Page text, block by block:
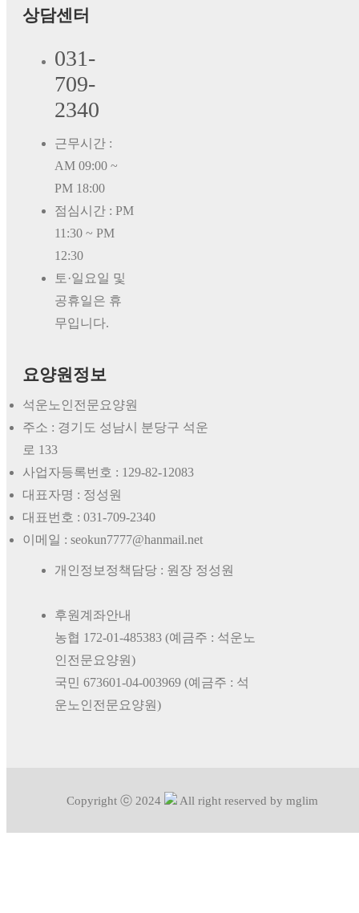
상담센터
031-
709-
2340
근무시간 :
AM 09:00 ~
PM 18:00
점심시간 : PM
11:30 ~ PM
12:30
토·일요일 및
공휴일은 휴
무입니다.
요양원정보
석운노인전문요양원
주소 : 경기도 성남시 분당구 석운
로 133
사업자등록번호 : 129-82-12083
대표자명 : 정성원
대표번호 : 031-709-2340
이메일 : seokun7777@hanmail.net
개인정보정책담당 : 원장 정성원
후원계좌안내
농협 172-01-485383 (예금주 : 석운노
인전문요양원)
국민 673601-04-003969 (예금주 : 석
운노인전문요양원)
Copyright ⓒ 2024 All right reserved by mglim